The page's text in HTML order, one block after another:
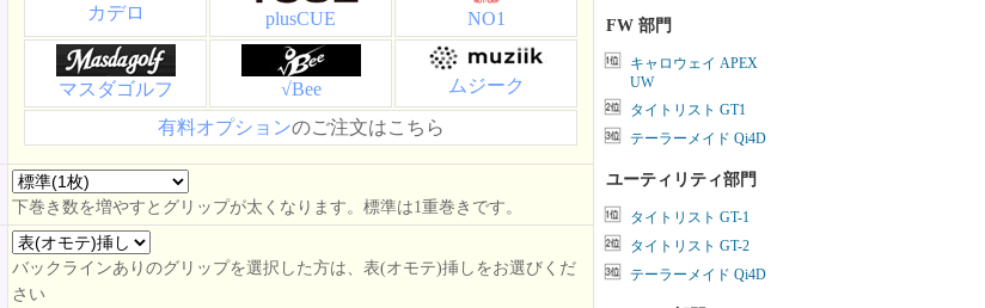
カデロ plusCUE NO1
マスダゴルフ √Bee ムジーク
有料オプションのご注文はこちら
下巻き数を増やすとグリップが太くなります。標準は1重巻きです。
バックラインありのグリップを選択した方は、表(オモテ)挿しをお選びくだ
さい
FW 部門
キャロウェイ APEX
UW
タイトリスト GT1
テーラーメイド Qi4D
ユーティリティ部門
タイトリスト GT-1
タイトリスト GT-2
テーラーメイド Qi4D